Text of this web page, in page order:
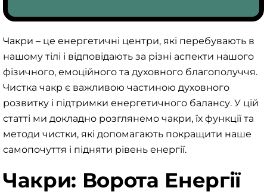
Чакри – це енергетичні центри, які перебувають в
нашому тілі і відповідають за різні аспекти нашого
фізичного, емоційного та духовного благополуччя.
Чистка чакр є важливою частиною духовного
розвитку і підтримки енергетичного балансу. У цій
статті ми докладно розглянемо чакри, їх функції та
методи чистки, які допомагають покращити наше
самопочуття і підняти рівень енергії.
Чакри: Ворота Енергії